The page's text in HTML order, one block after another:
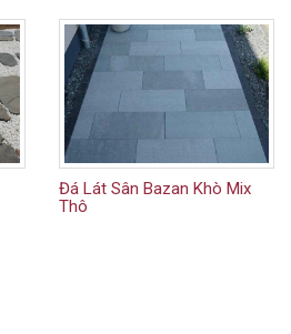
Đá Lát Sân Bazan Khò Mix
Thô